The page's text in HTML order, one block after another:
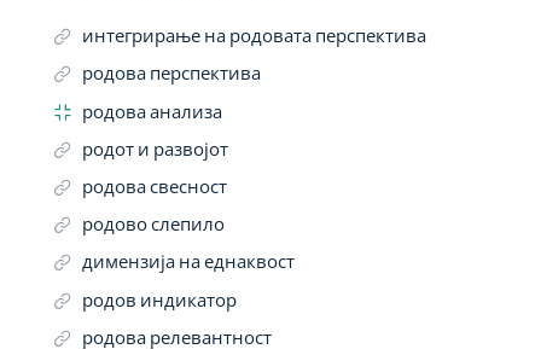
интегрирање на родовата перспектива
родова перспектива
родова анализа
родот и развојот
родова свесност
родово слепило
димензија на еднаквост
родов индикатор
родова релевантност